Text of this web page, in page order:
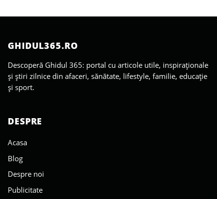
GHIDUL365.RO
Descoperă Ghidul 365: portal cu articole utile, inspiraționale
și știri zilnice din afaceri, sănătate, lifestyle, familie, educație
și sport.
DESPRE
Acasa
Blog
Despre noi
Publicitate